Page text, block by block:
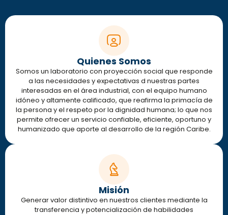
Quienes Somos
Somos un laboratorio con proyección social que responde
a las necesidades y expectativas d nuestras partes
interesadas en el área industrial, con el equipo humano
idóneo y altamente calificado, que reafirma la primacía de
la persona y el respeto por la dignidad humana; lo que nos
permite ofrecer un servicio confiable, eficiente, oportuno y
humanizado que aporte al desarrollo de la región Caribe.
Misión
Generar valor distintivo en nuestros clientes mediante la
transferencia y potencialización de habilidades